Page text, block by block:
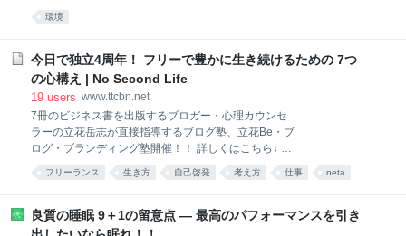
入っている。 午前中から入る日も多いので、前夜に夜
んとか150kmをクリアして、5月に200km復帰した
い。 これが目標。 ブログ更
分強の場所に移ることになった。 今の家は麻布十番駅
が最寄りだが、今度の家は別の駅になる。 まだ引っ越
環境も良く、利便性も最高。 それなのになぜ、また引
っ越しをするのか。 それにはもちろん理由がある。 最
大かつ唯一の理由は、僕と奥さんの仕事の質が変わっ
って引っ越した先で、大きく結果を出した僕たち。 で
も、結果が出たことで、2年前にはベストだと思った
環境が、今では不便に感じるようになってきた。 次の
ステップに飛躍するためには、住む場所を変える必要
目指
環境
今日で独立4周年！ フリーで豊かに生き続けるための 7つ
の心構え | No Second Life
19 users www.ttcbn.net
7冊のビジネス書を出版するブロガー・心理カウンセ
ラーの立花岳志が直接指導するブログ塾、立花Be・ブ
ログ・ブランディング塾開催！！ 詳しくはこちら↓ 立
花Be・ブログ・ブランディング塾 今日、2015年4月1
日で僕は17年勤めた会社から独立してフリーになって
うな気もするし、紆余曲折あって長かったような気も
するが、とにもかくにも4年間フリーでやってくるこ
フリーランス 生き方 自己啓発 考え方 仕事 neta
良質の睡眠 9＋1の留意点 — 最高のパフォーマンスを引き